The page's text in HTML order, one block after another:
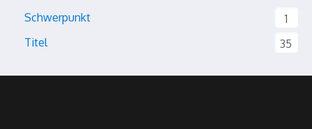
Schwerpunkt
1
Titel
35